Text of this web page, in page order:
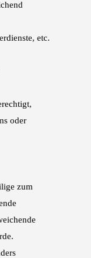
etc.
oder
zum